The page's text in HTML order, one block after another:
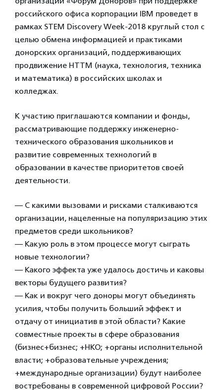
российского офиса корпорации IBM проведет в
рамках STEM Discovery Week-2018 круглый стол с
целью обмена информацией и практиками
донорских организаций, поддерживающих
продвижение НТТМ (наука, технология, техника
и математика) в российских школах и
колледжах.
К участию приглашаются компании и фонды,
рассматривающие поддержку инженерно-
технического образования школьников и
развитие современных технологий в
образовании в качестве приоритетов своей
деятельности.
— С какими вызовами и рисками сталкиваются
организации, нацеленные на популяризацию этих
предметов среди школьников?
— Какую роль в этом процессе могут сыграть
новые технологии?
— Какого эффекта уже удалось достичь и каковы
векторы будущего развития?
— Как и вокруг чего доноры могут объединять
усилия, чтобы получить больший эффект и
отдачу от инициатив в этой области? Какие
совместные проекты в сфере образования
(бизнес+бизнес; +НКО; +органы исполнительной
власти; +образовательные учреждения;
+международные организации) будут наиболее
востребованы в современной цифровой России?